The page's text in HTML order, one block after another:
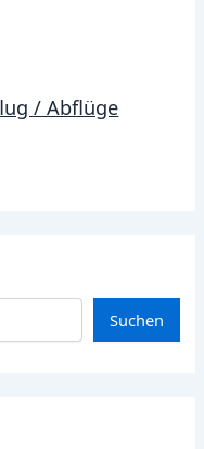
/ Abflüge
Suchen